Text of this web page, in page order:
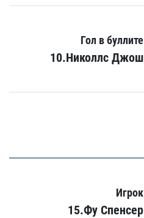
Гол в буллите
10.Николлс Джош
Игрок
15.Фу Спенсер